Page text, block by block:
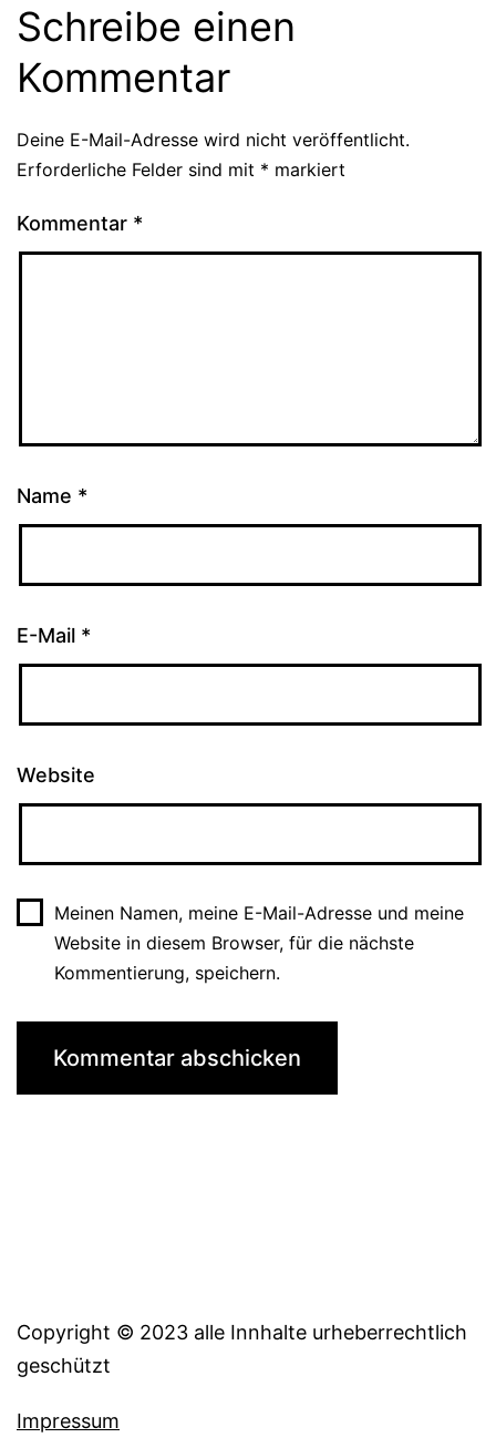
Schreibe einen
Kommentar
Deine E-Mail-Adresse wird nicht veröffentlicht.
Erforderliche Felder sind mit * markiert
Kommentar *
Name *
E-Mail *
Website
Meinen Namen, meine E-Mail-Adresse und meine
Website in diesem Browser, für die nächste
Kommentierung, speichern.
Copyright © 2023 alle Innhalte urheberrechtlich
geschützt
Impressum